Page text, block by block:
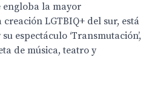
engloba la mayor
LGTBIQ+ del sur, está
espectáculo ‘Transmutación’,
de música, teatro y